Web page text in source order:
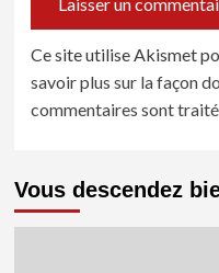
Ce site utilise Akismet
savoir plus sur la façon
commentaires sont
Vous descendez